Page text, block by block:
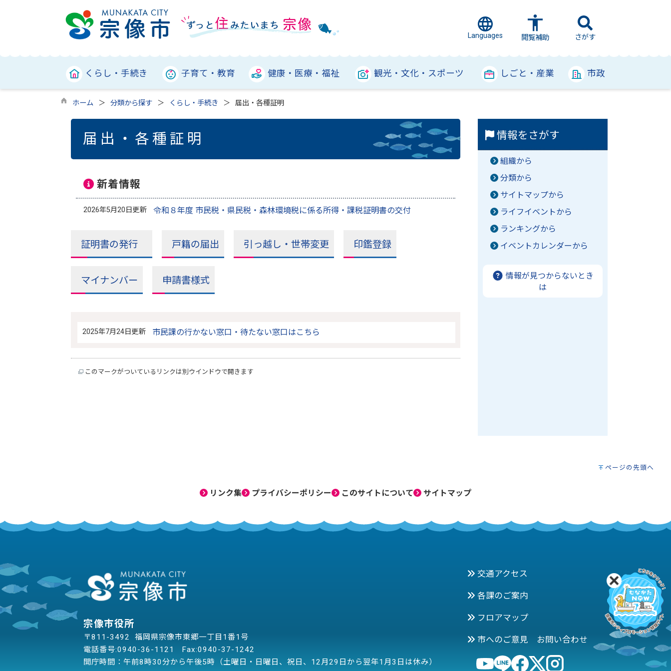
Languages 閲覧補助 さがす
くらし・手続き 子育て・教育 健康・医療・福祉 観光・文化・スポーツ しごと・産業 市政
ホーム 分類から探す くらし・手続き 届出・各種証明
届出・各種証明
新着情報
2026年5月20日更新 令和８年度 市民税・県民税・森林環境税に係る所得・課税証明書の交付
証明書の発行 戸籍の届出 引っ越し・世帯変更 印鑑登録
マイナンバー 申請書様式
2025年7月24日更新 市民課の行かない窓口・待たない窓口はこちら
このマークがついているリンクは別ウインドウで開きます
情報をさがす
組織から
分類から
サイトマップから
ライフイベントから
ランキングから
イベントカレンダーから
情報が見つからないとき
は
ページの先頭へ
リンク集 プライバシーポリシー このサイトについて サイトマップ
宗像市役所
〒811-3492 福岡県宗像市東郷一丁目1番1号
電話番号:0940-36-1121
Fax:0940-37-1242
開庁時間：午前8時30分から午後5時（土曜日・日曜日、祝日、12月29日から翌年1月3日は休み）
交通アクセス
各課のご案内
フロアマップ
市へのご意見 お問い合わせ